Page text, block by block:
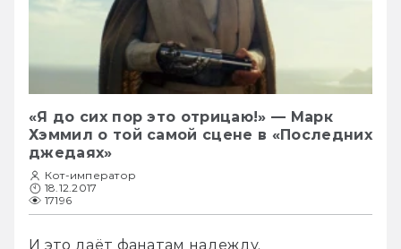
«Я до сих пор это отрицаю!» — Марк
Хэммил о той самой сцене в «Последних
джедаях»
Кот-император
18.12.2017
17196
И это даёт фанатам надежду.